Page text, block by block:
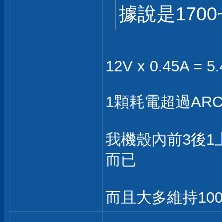
據說是
12V x 0.45A =
1顆耗電超過
我機殼內前3後1
而已
而且大多維持